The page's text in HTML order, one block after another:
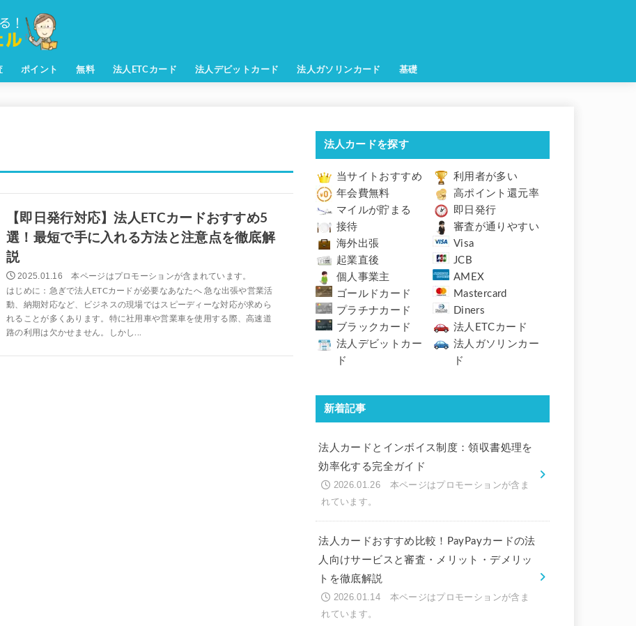
ポイント 無料 法人ETCカード 法人デビットカード 法人ガソリンカード 基礎
【即日発行対応】法人ETCカードおすすめ5
選！最短で手に入れる方法と注意点を徹底解
説
2025.01.16
はじめに：急ぎで法人ETCカードが必要なあなたへ 急な出張や営業活
動、納期対応など、ビジネスの現場ではスピーディーな対応が求めら
れることが多くあります。特に社用車や営業車を使用する際、高速道
路の利用は欠かせません。しかし...
法人カードを探す
当サイトおすすめ
利用者が多い
年会費無料
高ポイント還元率
マイルが貯まる
即日発行
接待
審査が通りやすい
海外出張
Visa
起業直後
JCB
個人事業主
AMEX
ゴールドカード
Mastercard
プラチナカード
Diners
ブラックカード
法人ETCカード
法人デビットカー
ド
法人ガソリンカー
ド
新着記事
法人カードとインボイス制度：領収書処理を
効率化する完全ガイド
2026.01.26
法人カードおすすめ比較！PayPayカードの法
人向けサービスと審査・メリット・デメリッ
トを徹底解説
2026.01.14